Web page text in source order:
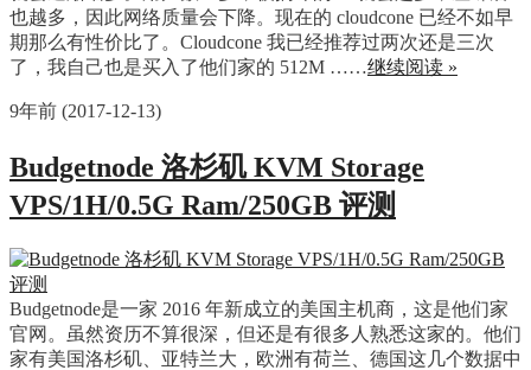
也越多，因此网络质量会下降。现在的 cloudcone 已经不如早
期那么有性价比了。Cloudcone 我已经推荐过两次还是三次
了，我自己也是买入了他们家的 512M ……继续阅读 »
9年前 (2017-12-13)
Budgetnode 洛杉矶 KVM Storage
VPS/1H/0.5G Ram/250GB 评测
Budgetnode是一家 2016 年新成立的美国主机商，这是他们家
官网。虽然资历不算很深，但还是有很多人熟悉这家的。他们
家有美国洛杉矶、亚特兰大，欧洲有荷兰、德国这几个数据中